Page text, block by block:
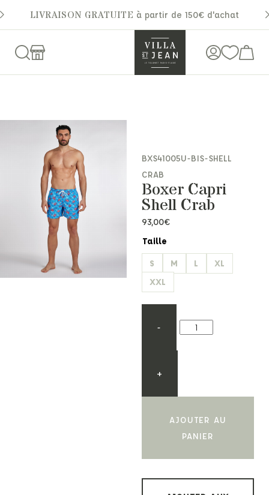
LIVRAISON GRATUITE à partir de 150€ d'achat
BXS41005U-BIS-SHELL
CRAB
Boxer Capri
Shell Crab
93,00€
Taille
S
M L
XL
XXL
-
+
AJOUTER AU
PANIER